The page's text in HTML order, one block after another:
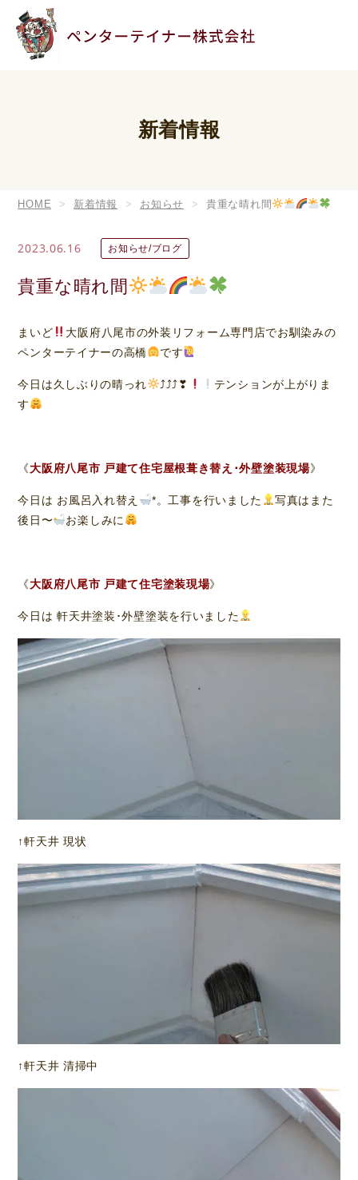
新着情報
HOME 新着情報 お知らせ 貴重な晴れ間
2023.06.16 お知らせ/ブログ
貴重な晴れ間
まいど
大阪府八尾市の外装リフォーム専門店でお馴染みの
ペンターテイナーの高橋
です
今日は久しぶりの晴っれ ⤴⤴⤴❣
テンションが上がりま
す
《大阪府八尾市 戸建て住宅屋根葺き替え･外壁塗装現場》
今日は お風呂入れ替え *。工事を行いました
写真はまた
後日〜
お楽しみに
《大阪府八尾市 戸建て住宅塗装現場》
今日は 軒天井塗装･外壁塗装を行いました
↑軒天井 現状
↑軒天井 清掃中